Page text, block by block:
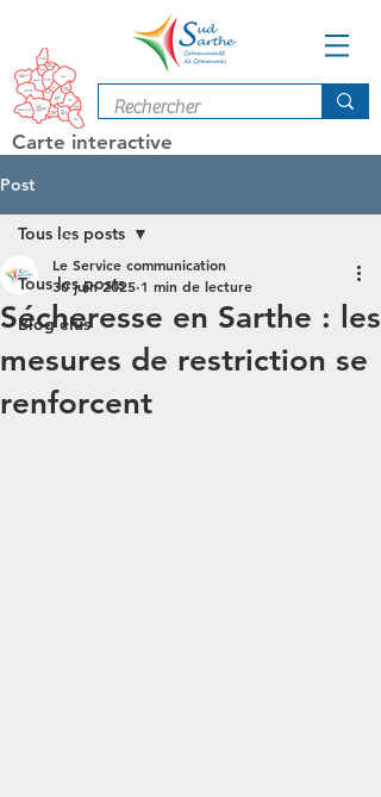
Carte interactive
Post
Tous les posts
Blog élus
Tous les posts
Sécheresse en Sarthe : les
mesures de restriction se
renforcent
Le Service communication
30 juin 2025 1 min de lecture